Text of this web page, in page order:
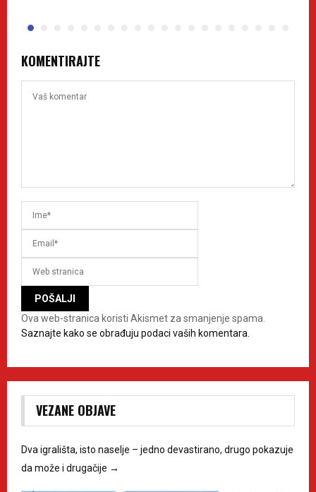
KOMENTIRAJTE
Ova web-stranica koristi Akismet za smanjenje spama.
Saznajte kako se obrađuju podaci vaših komentara.
VEZANE OBJAVE
Dva igrališta, isto naselje – jedno devastirano, drugo pokazuje
da može i drugačije →